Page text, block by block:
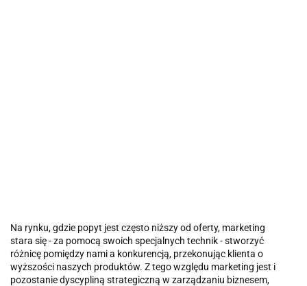
Na rynku, gdzie popyt jest często niższy od oferty, marketing
stara się - za pomocą swoich specjalnych technik - stworzyć
różnicę pomiędzy nami a konkurencją, przekonując klienta o
wyższości naszych produktów. Z tego względu marketing jest i
pozostanie dyscypliną strategiczną w zarządzaniu biznesem,